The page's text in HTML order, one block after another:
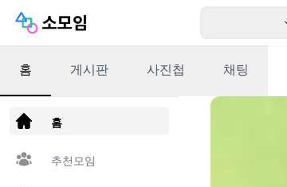
앱 다운로드
홈
추천모임
홈 게시판 사진첩 채팅